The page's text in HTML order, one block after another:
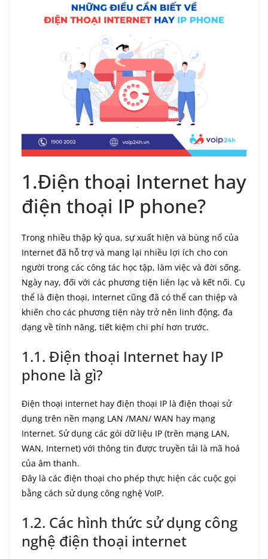
1.Điện thoại Internet hay
điện thoại IP phone?
Trong nhiều thập kỷ qua, sự xuất hiện và bùng nổ của
Internet đã hỗ trợ và mang lại nhiều lợi ích cho con
người trong các công tác học tập, làm việc và đời sống.
Ngày nay, đối với các phương tiện liên lạc và kết nối. Cụ
thể là điện thoại, Internet cũng đã có thể can thiệp và
khiến cho các phương tiện này trở nên linh động, đa
dạng về tính năng, tiết kiệm chi phí hơn trước.
1.1. Điện thoại Internet hay IP
phone là gì?
Điện thoại internet hay điện thoại IP là điện thoại sử
dụng trên nền mạng LAN /MAN/ WAN hay mạng
Internet. Sử dụng các gói dữ liệu IP (trên mạng LAN,
WAN, Internet) với thông tin được truyền tải là mã hoá
của âm thanh.
Đây là các điện thoại cho phép thực hiện các cuộc gọi
bằng cách sử dụng công nghệ VoIP.
1.2. Các hình thức sử dụng công
nghệ điện thoại internet